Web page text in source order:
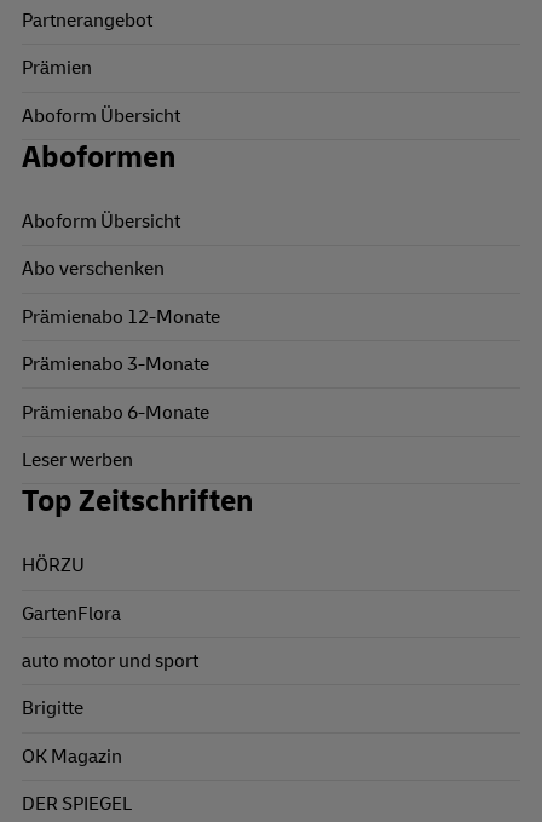
Partnerangebot
Prämien
Aboform Übersicht
Aboformen
Aboform Übersicht
Abo verschenken
Prämienabo 12-Monate
Prämienabo 3-Monate
Prämienabo 6-Monate
Leser werben
Top Zeitschriften
HÖRZU
GartenFlora
auto motor und sport
Brigitte
OK Magazin
DER SPIEGEL